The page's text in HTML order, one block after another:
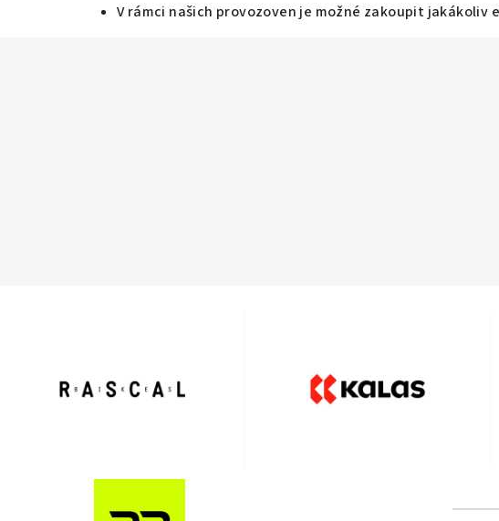
V rámci našich provozoven je možné zakoupit jakákoliv